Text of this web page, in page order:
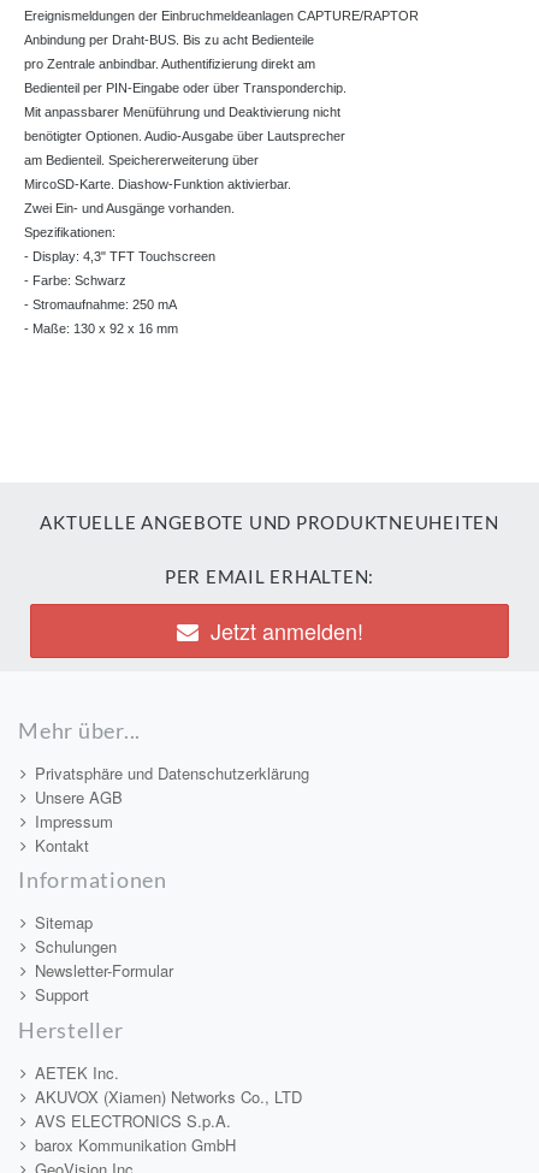
Ereignismeldungen der Einbruchmeldeanlagen CAPTURE/RAPTOR
Anbindung per Draht-BUS. Bis zu acht Bedienteile
pro Zentrale anbindbar. Authentifizierung direkt am
Bedienteil per PIN-Eingabe oder über Transponderchip.
Mit anpassbarer Menüführung und Deaktivierung nicht
benötigter Optionen. Audio-Ausgabe über Lautsprecher
am Bedienteil. Speichererweiterung über
MircoSD-Karte. Diashow-Funktion aktivierbar.
Zwei Ein- und Ausgänge vorhanden.
Spezifikationen:
- Display: 4,3" TFT Touchscreen
- Farbe: Schwarz
- Stromaufnahme: 250 mA
- Maße: 130 x 92 x 16 mm
AKTUELLE ANGEBOTE UND PRODUKTNEUHEITEN
PER EMAIL ERHALTEN:
Jetzt anmelden!
Mehr über...
Privatsphäre und Datenschutzerklärung
Unsere AGB
Impressum
Kontakt
Informationen
Sitemap
Schulungen
Newsletter-Formular
Support
Hersteller
AETEK Inc.
AKUVOX (Xiamen) Networks Co., LTD
AVS ELECTRONICS S.p.A.
barox Kommunikation GmbH